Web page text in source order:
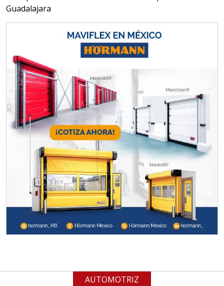
contar con sistemas de calidad y
gestión ambiental.
Aplicar al Requerimiento
Empresa en Jalisco
Requiere:
MATERIALES PARA SELLOS DE
BATERÍAS DE LITIO
Especificaciones:
Para vehículos eléctricos.
Requisitos: Garantizar composición
química y origen adecuados
(especialmente para grafito) y
contar con sistemas de calidad y
gestión ambiental.
Guadalajara
AUTOMOTRIZ